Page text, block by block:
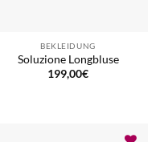
BEKLEIDUNG
Soluzione Longbluse
199,00€